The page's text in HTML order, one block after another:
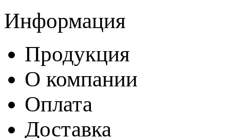
Информация
Продукция
О компании
Оплата
Доставка